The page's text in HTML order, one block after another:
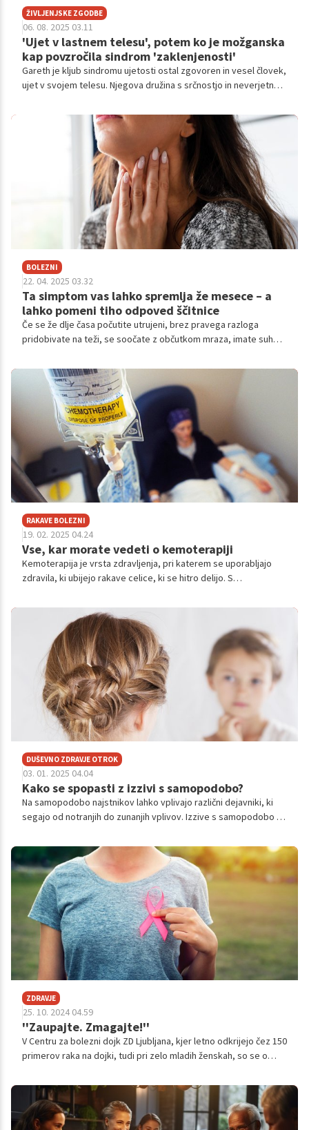
ŽIVLJENJSKE ZGODBE
06. 08. 2025 03.11
'Ujet v lastnem telesu', potem ko je možganska
kap povzročila sindrom 'zaklenjenosti'
Gareth je kljub sindromu ujetosti ostal zgovoren in vesel človek,
ujet v svojem telesu. Njegova družina s srčnostjo in neverjetno
vrnil domov.
BOLEZNI
22. 04. 2025 03.32
Ta simptom vas lahko spremlja že mesece – a
lahko pomeni tiho odpoved ščitnice
Če se že dlje časa počutite utrujeni, brez pravega razloga
pridobivate na teži, se soočate z občutkom mraza, imate suho
preobremenjeni.
RAKAVE BOLEZNI
19. 02. 2025 04.24
Vse, kar morate vedeti o kemoterapiji
Kemoterapija je vrsta zdravljenja, pri katerem se uporabljajo
zdravila, ki ubijejo rakave celice, ki se hitro delijo. S
rast in ustvarjanje novih celic.
DUŠEVNO ZDRAVJE OTROK
03. 01. 2025 04.04
Kako se spopasti z izzivi s samopodobo?
Na samopodobo najstnikov lahko vplivajo različni dejavniki, ki
segajo od notranjih do zunanjih vplivov. Izzive s samopodobo je
z duševnim zdravjem.
ZDRAVJE
25. 10. 2024 04.59
''Zaupajte. Zmagajte!''
V Centru za bolezni dojk ZD Ljubljana, kjer letno odkrijejo čez 150
primerov raka na dojki, tudi pri zelo mladih ženskah, so se o
prevarah in osebnih izkušnjah pogovarjale Maja Milohnoja Berčič,
dr. med., spec., Center za bolezni dojk ZD Ljubljana, Barbara
Bregant Rojac, dr. med., spec., Center za bolezni dojk ZD